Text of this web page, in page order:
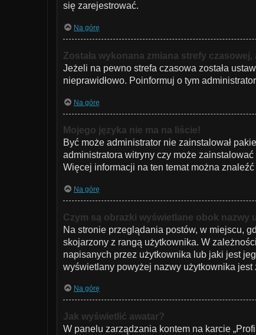
się zarejestrować.
Na górę
Została wykonana zmiana strefy
Jeżeli na pewno strefa czasowa została
nieprawidłowo. Poinformuj o tym
Na górę
Mojego języka nie ma na liście!
Być może administrator nie zainstalował
administratora witryny czy może
Więcej informacji na ten temat można
Na górę
Czym są obrazki wyświetlane obok nazwy
Na stronie przeglądania postów, w miejscu,
skojarzony z rangą użytkownika. W
napisanych przez użytkownika lub jaki jest
wyświetlany powyżej nazwy użytkownika
Na górę
Jak wyświetlić awatar?
W panelu zarządzania kontem na karcie